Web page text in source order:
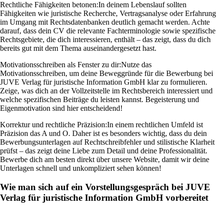
Rechtliche Fähigkeiten betonen:In deinem Lebenslauf sollten
Fähigkeiten wie juristische Recherche, Vertragsanalyse oder Erfahrung
im Umgang mit Rechtsdatenbanken deutlich gemacht werden. Achte
darauf, dass dein CV die relevante Fachterminologie sowie spezifische
Rechtsgebiete, die dich interessieren, enthält – das zeigt, dass du dich
bereits gut mit dem Thema auseinandergesetzt hast.
Motivationsschreiben als Fenster zu dir:Nutze das
Motivationsschreiben, um deine Beweggründe für die Bewerbung bei
JUVE Verlag für juristische Information GmbH klar zu formulieren.
Zeige, was dich an der Vollzeitstelle im Rechtsbereich interessiert und
welche spezifischen Beiträge du leisten kannst. Begeisterung und
Eigenmotivation sind hier entscheidend!
Korrektur und rechtliche Präzision:In einem rechtlichen Umfeld ist
Präzision das A und O. Daher ist es besonders wichtig, dass du dein
Bewerbungsunterlagen auf Rechtschreibfehler und stilistische Klarheit
prüfst – das zeigt deine Liebe zum Detail und deine Professionalität.
Bewerbe dich am besten direkt über unsere Website, damit wir deine
Unterlagen schnell und unkompliziert sehen können!
Wie man sich auf ein Vorstellungsgespräch bei JUVE
Verlag für juristische Information GmbH vorbereitet